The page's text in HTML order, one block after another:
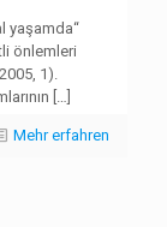
yaşamda“
önlemleri
1).
[…]
Mehr erfahren